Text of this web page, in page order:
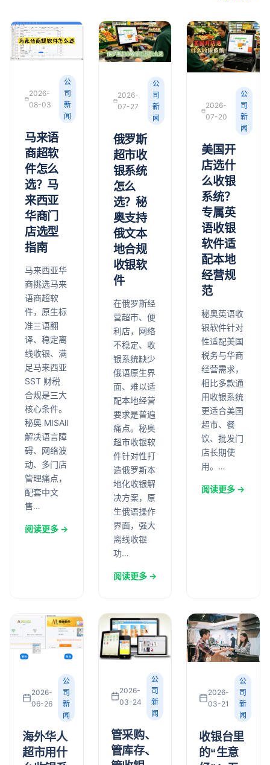
2026-
08-03
公
司
新
闻
马来语
商超软
件怎么
选？马
来西亚
华商门
店选型
指南
马来西亚华
商挑选马来
语商超软
件，原生标
准三语翻
译、稳定离
线收银、满
足马来西亚
SST 财税
合规是三大
核心条件。
秘奥 MISAll
解决语言障
碍、网络波
动、多门店
管理痛点，
配套中文
售…
阅读更多 →
2026-
07-27
公
司
新
闻
俄罗斯
超市收
银系统
怎么
选？秘
奥支持
俄文本
地合规
收银软
件
在俄罗斯经
营超市、便
利店，网络
不稳定、收
银系统缺少
俄语原生界
面、难以适
配本地经营
要求是普遍
痛点。秘奥
超市收银软
件针对性打
造俄罗斯本
地化收银解
决方案，原
生俄语操作
界面，强大
离线收银
功…
阅读更多 →
2026-
07-20
公
司
新
闻
美国开
店选什
么收银
系统？
专属英
语收银
软件适
配本地
经营规
范
秘奥英语收
银软件针对
性适配美国
税务与华商
经营需求，
相比多款通
用收银系统
更适合美国
超市、餐
饮、批发门
店长期使
用。…
阅读更多 →
2026-
06-26
公
司
新
闻
海外华人
超市用什
2026-
03-24
公
司
新
闻
管采购、
管库存、
2026-
03-21
公
司
新
闻
收银台里
的“生意